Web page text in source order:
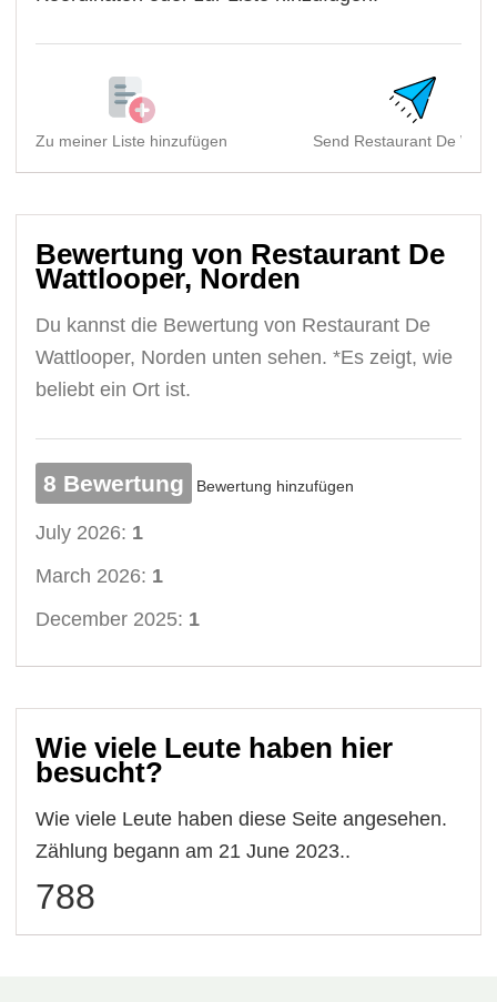
Zu meiner Liste hinzufügen Send Restaurant De
Bewertung von Restaurant De
Wattlooper, Norden
Du kannst die Bewertung von Restaurant De
Wattlooper, Norden unten sehen. *Es zeigt, wie
beliebt ein Ort ist.
8 Bewertung Bewertung hinzufügen
July 2026: 1
March 2026: 1
December 2025: 1
Wie viele Leute haben hier
besucht?
Wie viele Leute haben diese Seite angesehen.
Zählung begann am 21 June 2023..
788